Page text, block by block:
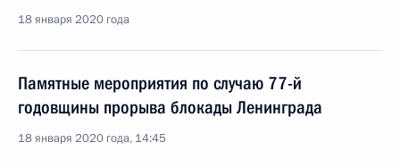
18 января 2020 года
Памятные мероприятия по случаю 77-й
годовщины прорыва блокады Ленинграда
18 января 2020 года, 14:45